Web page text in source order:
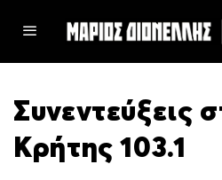
Συνεντεύξεις
Κρήτης 103.1